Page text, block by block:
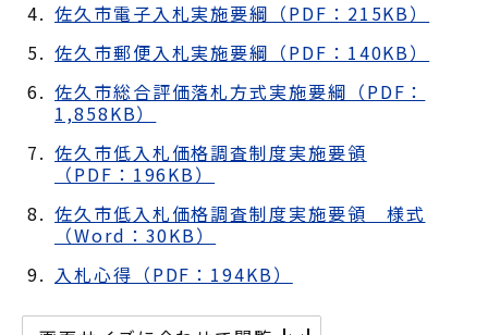
佐久市電子入札実施要綱（PDF：215KB）
佐久市郵便入札実施要綱（PDF：140KB）
佐久市総合評価落札方式実施要綱（PDF：
1,858KB）
佐久市低入札価格調査制度実施要領
（PDF：196KB）
佐久市低入札価格調査制度実施要領 様式
（Word：30KB）
入札心得（PDF：194KB）